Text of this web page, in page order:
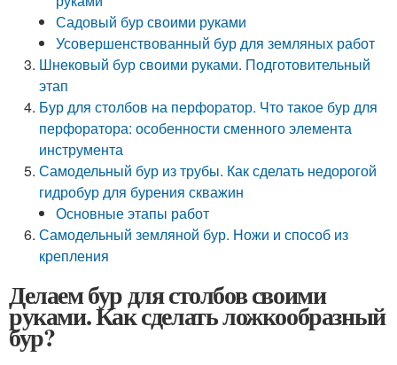
Садовый бур своими руками
Усовершенствованный бур для земляных работ
Шнековый бур своими руками. Подготовительный
этап
Бур для столбов на перфоратор. Что такое бур для
перфоратора: особенности сменного элемента
инструмента
Самодельный бур из трубы. Как сделать недорогой
гидробур для бурения скважин
Основные этапы работ
Самодельный земляной бур. Ножи и способ из
крепления
Делаем бур для столбов своими
руками. Как сделать ложкообразный
бур?